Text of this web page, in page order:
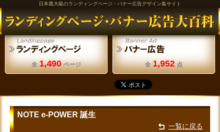
日本最大級のランディングページ・バナー広告デザイン集サイト
全 1,490 ページ 全 1,952 点
NOTE e-POWER 誕生
一覧に戻る